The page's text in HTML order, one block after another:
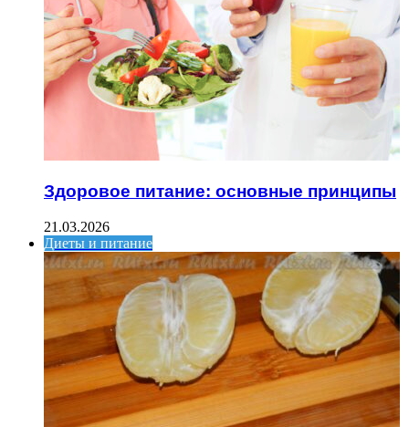
Здоровое питание: основные принципы
21.03.2026
Диеты и питание